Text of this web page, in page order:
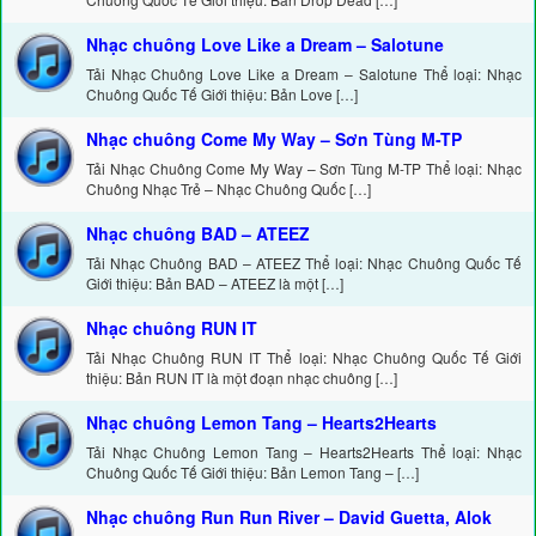
Nhạc chuông Love Like a Dream – Salotune
Tải Nhạc Chuông Love Like a Dream – Salotune Thể loại: Nhạc
Chuông Quốc Tế Giới thiệu: Bản Love […]
Nhạc chuông Come My Way – Sơn Tùng M-TP
Tải Nhạc Chuông Come My Way – Sơn Tùng M-TP Thể loại: Nhạc
Chuông Nhạc Trẻ – Nhạc Chuông Quốc […]
Nhạc chuông BAD – ATEEZ
Tải Nhạc Chuông BAD – ATEEZ Thể loại: Nhạc Chuông Quốc Tế
Giới thiệu: Bản BAD – ATEEZ là một […]
Nhạc chuông RUN IT
Tải Nhạc Chuông RUN IT Thể loại: Nhạc Chuông Quốc Tế Giới
thiệu: Bản RUN IT là một đoạn nhạc chuông […]
Nhạc chuông Lemon Tang – Hearts2Hearts
Tải Nhạc Chuông Lemon Tang – Hearts2Hearts Thể loại: Nhạc
Chuông Quốc Tế Giới thiệu: Bản Lemon Tang – […]
Nhạc chuông Run Run River – David Guetta, Alok